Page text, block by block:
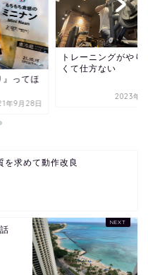
』ってほ
年9月28日
トレーニングがやり
くて仕方ない
2023年5
を求めて動作改良